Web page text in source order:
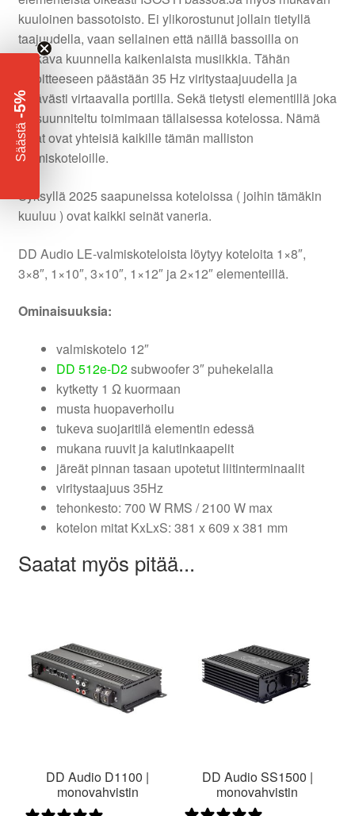
kuuloinen bassotoisto. Ei ylikorostunut jollain tietyllä
taajuudella, vaan sellainen että näillä bassoilla on
mukava kuunnella kaikenlaista musiikkia. Tähän
tavoitteeseen päästään 35 Hz viritystaajuudella ja
riittävästi virtaavalla portilla. Sekä tietysti elementillä joka
on suunniteltu toimimaan tällaisessa kotelossa. Nämä
asiat ovat yhteisiä kaikille tämän malliston
valmiskoteloille.
Syksyllä 2025 saapuneissa koteloissa ( joihin tämäkin
kuuluu ) ovat kaikki seinät vaneria.
DD Audio LE-valmiskoteloista löytyy koteloita 1×8″,
3×8″, 1×10″, 3×10″, 1×12″ ja 2×12″ elementeillä.
Ominaisuuksia:
valmiskotelo 12″
DD 512e-D2subwoofer 3″ puhekelalla
kytketty 1 Ω kuormaan
musta huopaverhoilu
tukeva suojaritilä elementin edessä
mukana ruuvit ja kaiutinkaapelit
järeät pinnan tasaan upotetut liitinterminaalit
viritystaajuus 35Hz
tehonkesto: 700 W RMS / 2100 W max
kotelon mitat KxLxS: 381 x 609 x 381 mm
Saatat myös pitää...
DD Audio D1100 |
monovahvistin
DD Audio SS1500 |
monovahvistin
Säästä
-5%